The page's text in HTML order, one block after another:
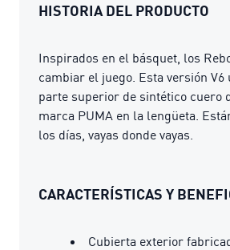
HISTORIA DEL PRODUCTO
Inspirados en el básquet, los
cambiar el juego. Esta versión V6
parte superior de sintético cuero
marca PUMA en la lengüeta.
los días, vayas donde vayas.
CARACTERÍSTICAS Y
Cubierta exterior